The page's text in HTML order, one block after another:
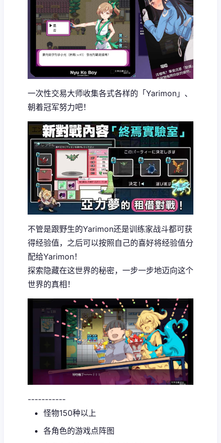
一次性交易大师收集各式各样的「Yarimon」、
朝着冠军努力吧！
不管是跟野生的Yarimon还是训练家战斗都可获
得经验值，之后可以按照自己的喜好将经验值分
配给Yarimon！
探索隐藏在这世界的秘密，一步一步地迈向这个
世界的真相！
-----------
怪物150种以上
各角色的游戏点阵图